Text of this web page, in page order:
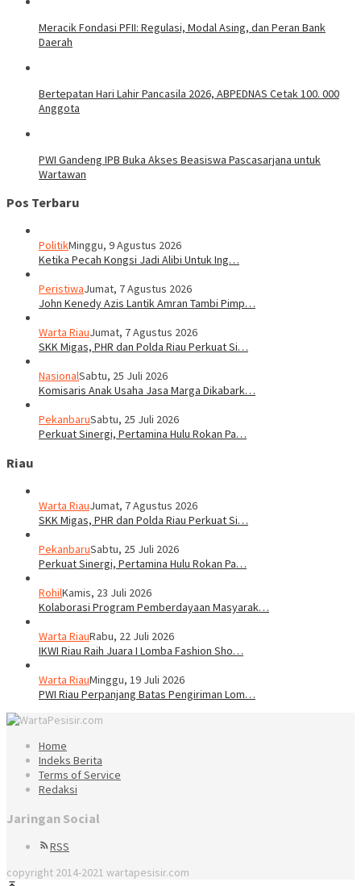
Meracik Fondasi PFII: Regulasi, Modal Asing, dan Peran Bank
Daerah
Bertepatan Hari Lahir Pancasila 2026, ABPEDNAS Cetak 100. 000
Anggota
PWI Gandeng IPB Buka Akses Beasiswa Pascasarjana untuk
Wartawan
Pos Terbaru
PolitikMinggu, 9 Agustus 2026
Ketika Pecah Kongsi Jadi Alibi Untuk Ing…
PeristiwaJumat, 7 Agustus 2026
John Kenedy Azis Lantik Amran Tambi Pimp…
Warta RiauJumat, 7 Agustus 2026
SKK Migas, PHR dan Polda Riau Perkuat Si…
NasionalSabtu, 25 Juli 2026
Komisaris Anak Usaha Jasa Marga Dikabark…
PekanbaruSabtu, 25 Juli 2026
Perkuat Sinergi, Pertamina Hulu Rokan Pa…
Riau
Warta RiauJumat, 7 Agustus 2026
SKK Migas, PHR dan Polda Riau Perkuat Si…
PekanbaruSabtu, 25 Juli 2026
Perkuat Sinergi, Pertamina Hulu Rokan Pa…
RohilKamis, 23 Juli 2026
Kolaborasi Program Pemberdayaan Masyarak…
Warta RiauRabu, 22 Juli 2026
IKWI Riau Raih Juara I Lomba Fashion Sho…
Warta RiauMinggu, 19 Juli 2026
PWI Riau Perpanjang Batas Pengiriman Lom…
Home
Indeks Berita
Terms of Service
Redaksi
Jaringan Social
RSS
copyright 2014-2021 wartapesisir.com